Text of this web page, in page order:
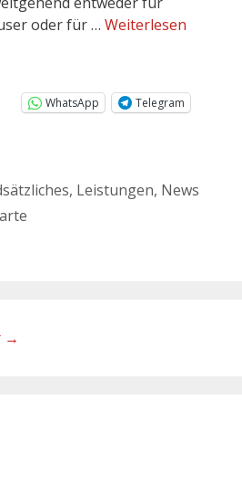
oder für … Weiterlesen
WhatsApp
Telegram
, Leistungen, News
→